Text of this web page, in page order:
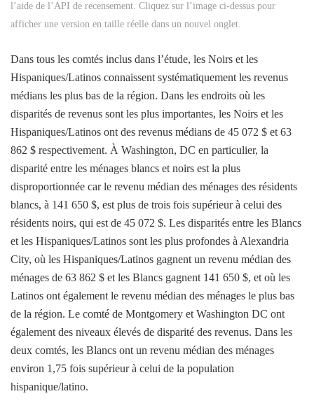
l’aide de l’API de recensement. Cliquez sur l’image ci-dessus pour
afficher une version en taille réelle dans un nouvel onglet.
Dans tous les comtés inclus dans l’étude, les Noirs et les
Hispaniques/Latinos connaissent systématiquement les revenus
médians les plus bas de la région. Dans les endroits où les
disparités de revenus sont les plus importantes, les Noirs et les
Hispaniques/Latinos ont des revenus médians de 45 072 $ et 63
862 $ respectivement. À Washington, DC en particulier, la
disparité entre les ménages blancs et noirs est la plus
disproportionnée car le revenu médian des ménages des résidents
blancs, à 141 650 $, est plus de trois fois supérieur à celui des
résidents noirs, qui est de 45 072 $. Les disparités entre les Blancs
et les Hispaniques/Latinos sont les plus profondes à Alexandria
City, où les Hispaniques/Latinos gagnent un revenu médian des
ménages de 63 862 $ et les Blancs gagnent 141 650 $, et où les
Latinos ont également le revenu médian des ménages le plus bas
de la région. Le comté de Montgomery et Washington DC ont
également des niveaux élevés de disparité des revenus. Dans les
deux comtés, les Blancs ont un revenu médian des ménages
environ 1,75 fois supérieur à celui de la population
hispanique/latino.